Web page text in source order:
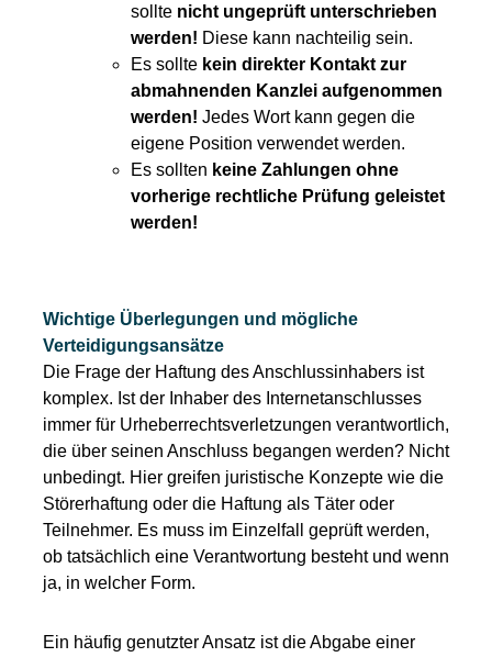
sollte nicht ungeprüft unterschrieben
werden! Diese kann nachteilig sein.
Es sollte kein direkter Kontakt zur
abmahnenden Kanzlei aufgenommen
werden! Jedes Wort kann gegen die
eigene Position verwendet werden.
Es sollten keine Zahlungen ohne
vorherige rechtliche Prüfung geleistet
werden!
Wichtige Überlegungen und mögliche
Verteidigungsansätze
Die Frage der Haftung des Anschlussinhabers ist
komplex. Ist der Inhaber des Internetanschlusses
immer für Urheberrechtsverletzungen verantwortlich,
die über seinen Anschluss begangen werden? Nicht
unbedingt. Hier greifen juristische Konzepte wie die
Störerhaftung oder die Haftung als Täter oder
Teilnehmer. Es muss im Einzelfall geprüft werden,
ob tatsächlich eine Verantwortung besteht und wenn
ja, in welcher Form.
Ein häufig genutzter Ansatz ist die Abgabe einer